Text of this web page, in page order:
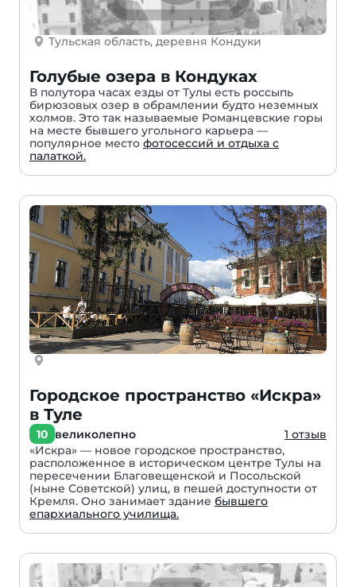
Тульская область, деревня Кондуки
Голубые озера в Кондуках
В полутора часах езды от Тулы есть россыпь
бирюзовых озер в обрамлении будто неземных
холмов. Это так называемые Романцевские горы
на месте бывшего угольного карьера —
популярное место фотосессий и отдыха с
палаткой.
Городское пространство «Искра»
в Туле
10 великолепно
1 отзыв
«Искра» — новое городское пространство,
расположенное в историческом центре Тулы на
пересечении Благовещенской и Посольской
(ныне Советской) улиц, в пешей доступности от
Кремля. Оно занимает здание бывшего
епархиального училища.